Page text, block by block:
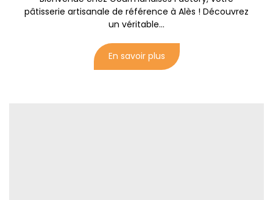
pâtisserie artisanale de référence à Alès ! Découvrez
un véritable...
En savoir plus